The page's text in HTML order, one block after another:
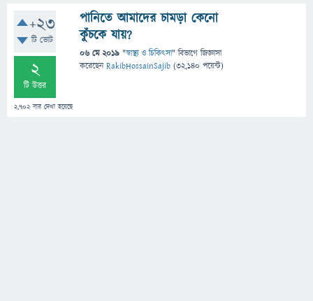
+23
টি ভোট
2
টি উত্তর
2,702বার দেখা হয়েছে
পানিতে আমাদের চামড়া কেনো
কুঁচকে যায়?
06 মে 2019 "স্বাস্থ্য ও চিকিৎসা" বিভাগে জিজ্ঞাসা
করেছেনRakibHossainSajib (32,140 পয়েন্ট)